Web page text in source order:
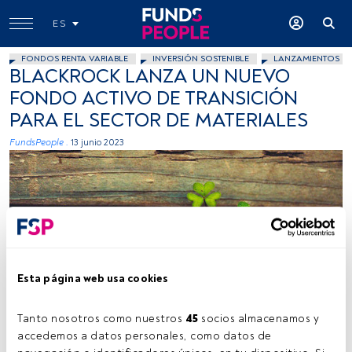
Esta página web usa cookies
Tanto nosotros como nuestros 45 socios almacenamos y
accedemos a datos personales, como datos de
ES
FONDOS RENTA VARIABLE INVERSIÓN SOSTENIBLE LANZAMIENTOS
BLACKROCK LANZA UN NUEVO
FONDO ACTIVO DE TRANSICIÓN
PARA EL SECTOR DE MATERIALES
FundsPeople . 13 junio 2023
Sonny Abesamis, flickr, Creative Commons
Tiempo lectura: 3 min.